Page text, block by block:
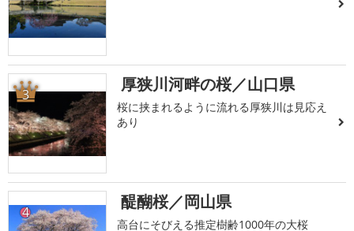
3 厚狭川河畔の桜／山口県
桜に挟まれるように流れる厚狭川は見応え
あり
4 醍醐桜／岡山県
高台にそびえる推定樹齢1000年の大桜